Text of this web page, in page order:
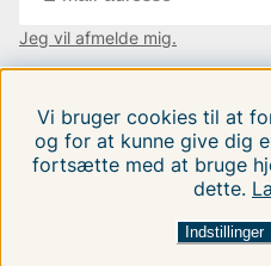
Jeg vil afmelde mig.
Følg os på vores
Vi bruger cookies til at
og for at kunne give dig
fortsætte med at bruge
dette.
Indstillinger